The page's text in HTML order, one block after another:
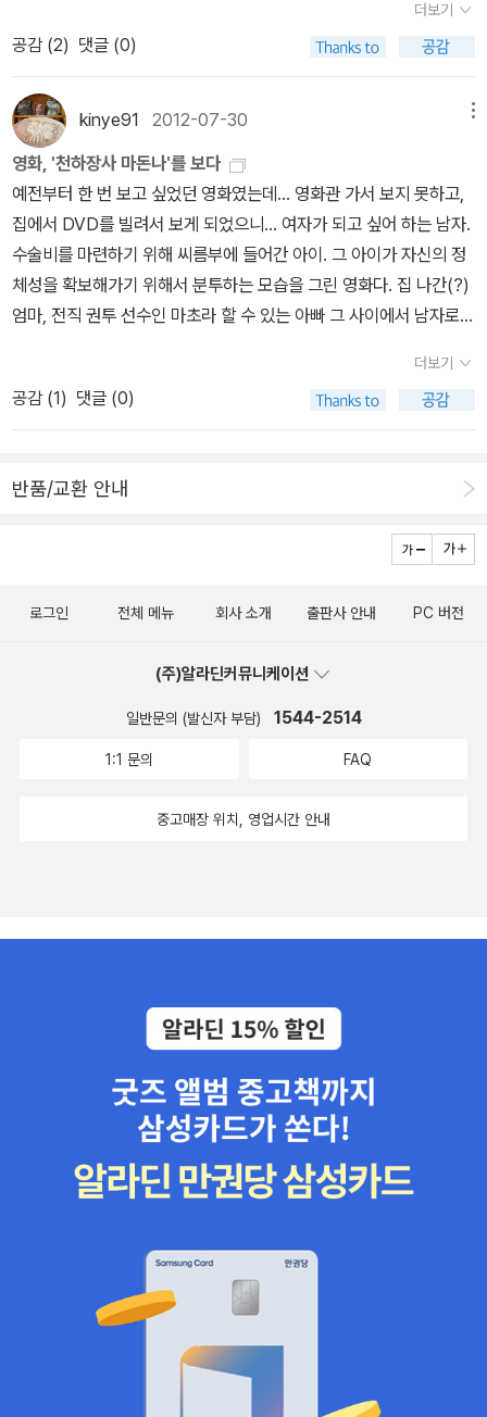
나도 완전강추다!!! ^ 0^)// - film2.0 김영 기자의 평론 中- ↓제목
만 들어도 코미디 같다. 마돈나가 되기 위해 천하장사를 꿈꾼다는, 줄
거리를 들어도 마찬가지다. <천하장사 마돈나>는 분명 즐겁다. 다채
로운 캐릭터와 반짝이는 대사가 가득하고, 처음부터 끝까지 웃게 만
든다. 그러나 코미디라는 틀에 갇히기에 이 영화의 포부는 크다. 씨름
문외한에서 천하장사가 되기까지의 역경을 그리는 스포츠영화인 동
시에, 아들을 이해하지 못하는 아버지와 빚은 갈등을 축으로 진행되
는 가족영화이며, 꿈을 이뤄가는 청춘의 과정을 담은 청춘물이고, 모
든 위기를 뚫고 미션을 완수하는 모험담이기도 하다. 이 모든 것을 한
그릇에 담으면서도 소외된 이들에 대한 애정까지 버무린다. <천하장
사 마돈나>는 놀랍다. 참! 위의 마지막 단체사진에서. 오른쪽 중간쯤
따서 '이해영, 이해준'이라고.. ㅎㅎㅎ
가족사가 담긴 <빌리 엘리어트>를 생각나게 한다. 특히 성소수자인
데다 학교에서는 학생으로, 집에서는 폭력적인 아버지의 아들로, 한
국사회를 살아가는 약자의 대표선수격인 오동구는 참 매력적인 캐릭
터다. 그의 개인사를 따뜻하면서도 사회적 긴장감을 놓지 않고 그렸
다는 점에서 감독의 의욕만큼은 한국판 <빌리 엘리어트>라 할 만하
다. 다만 솜씨가 썩 좋지만은 않아 <으라차차 스모부>처럼 산뜻, 발
랄하지도 <빌리 엘리어트>만큼의 뭉클, 감격적이지도 않은 어정쩡함
이 흠이다. 그러나 영화를 보고 나오면서 나는 ‘사라다’를 대하듯 이
영화의 어정쩡함을 좋아하기로 했다. 어쩌면 주인공이 석류를 좋아하
는 미녀보다는 애니메이션계의 외모지상주의에 한 칼을 날렸던 <슈
렉>의 피오나 공주 몸매를 닮아서일지도 모른다. “뭐가 되고 싶은 것
똥바지를 꿴다. 고흥이나 여수처럼 겨울도 포근한 고장은 한겨울에도
긴바지를 안 꿰고 맨발인 사람이 제법 있다. 겨울은 해가 짧더라도, 마
녘(남녘)은 낮나절 햇볕이 꽤 폭하다. 어제까지 바람이 세차게 지나가
면서 하늘이 새파랗다. 비는 씻기고 바람은 턴다. 《빌리 엘리어트》를
새로 읽었다. 아직 판이 안 끊겨 고맙다. ‘프로메테우스’에서 숱한 책
이 자취를 감추었으나, 이 책하고 《창가의 토토》하고 《수잔 서랜던》
하고 《앨리노어 마르크스》하고 《체르노빌의 아이들》도 아직 새책으
로 남았구나. 삶을 바꾸는 빛은 언제나 사랑이라고 하는 줄거리를 들
려주는 여러 가지 책이다. 우리가 이러한 책에 눈길을 두고 손길을 뻗
으면서 마음길을 가다듬는다면, 나라길도 마을길도 살림길도 새롭게
빛날 테지. 곰곰이 보면 우리나라 보임꽃 〈천하장사 마돈나〉는 〈빌리
엘리어트〉를 꽤 닮았구나 싶다. 아이 마음도, 아이가 살아가는 마을
도, 두 보임꽃은 사랑스레 담아내었다.ㅅㄴㄹ※ 글쓴이숲노래(최종
리 국어사전’ 편집장을 맡았고, ‘이오덕 어른 유고’를 갈무리했습니다.
《새로 쓰는 밑말 꾸러미 사전》, 《새로 쓰는 비슷한말 꾸러미 사전》,
《새로 쓰는 겹말 꾸러미 사전》, 《새로 쓰는 우리말 꾸러미 사전》, 《책
숲마실》, 《우리말 수수께끼 동시》, 《우리말 동시 사전》, 《우리말 글
을에서 살려낸 우리말》, 《읽는 우리말 사전 1·2·3》 들을 썼습니다. bl
더보기
공감 (2) 댓글 (0)
kinye91 2012-07-30
영화, '천하장사 마돈나'를 보다
예전부터 한 번 보고 싶었던 영화였는데... 영화관 가서 보지 못하고,
집에서 DVD를 빌려서 보게 되었으니... 여자가 되고 싶어 하는 남자.
수술비를 마련하기 위해 씨름부에 들어간 아이. 그 아이가 자신의 정
체성을 확보해가기 위해서 분투하는 모습을 그린 영화다. 집 나간(?)
엄마, 전직 권투 선수인 마초라 할 수 있는 아빠 그 사이에서 남자로
좋아하는 아이가, 엄마에게 자신의 성정체성을 인정받고, 아버지에게
도 확실하게 말하는 그러한 영화. 가볍다고 할 수 없는 주제를 그리 무
겁지 않게 표현해 낸 영화여서 여러 가지로 생각할 거리가 많았다. 다
남주인공의 친구이다. 분명 고등학생이 분명한 남학생이고, 학교 공
부와는 거리가 먼 남학생인데, 이 남학생이 주인공을 그리도 잘 이해
해 준다. 그냥 너는 너고, 나는 나다 한다. 그러면서 자신이 하고 싶어
식하지 않고 스스로 할 수 있기에 이 친구는 남자의 몸으로 태어났지
른다. 사람은 자기가 하고 싶어하는 일을 할 때 가장 행복할 수 있다는
사실을 몸으로 깨달은 친구가 어떻게 성정체성을 가지고 남을 비난할
또 자식 이기는 부모 없다고 결국은 자기의 아들을 마음에 들지는 않
서 끊임없이 자기가 하고 싶어하는 일을 찾는 그 친구에게 두면 좋겠
이 자신의 삶을 성공적으로 찾아갈 수 있게 해주지 않을까 한다. 이런
성에 관한 한 구절을 서울시 학생 인권조례에 넣기 위해서도 엄청난
노력을 기울인 지금을 생각하면 이 영화는 시대를 앞서갔다고도 할
수 있다. 지금은 인식이 많이 바뀌었다고 하지만, 일반인들에게 잘 알
려진 몇몇 사람을 제외하고는 편견에 시달리고 있다. 그만큼 우리는
아직도 성에 대해서 자유롭지 못하다. 무언가 꽉 짜여진 틀에 사람들
을 가두려고 한다는 느낌이다. 지극히 개인적인 성에 관해서도 왜 공
서. 그 친구가 되어서. 그냥 내가 나이듯이 그 사람도 그 사람일 뿐이
다. 그 사람을 그 사람 자체로 인정 못하는 이유는 나에 대해서 자신이
없기 때문이다. 마찬가지로 우리가 다른 성을 인정하지 못하는 이유
는 내가 그처럼 자유롭게 살지 못하고 있기 때문이라는 생각이 들 것
이다. 이 영화 보고 책도 읽자. 일리치의 '젠더'를 읽어도 좋고... 아니
면 바로 이 책 '성적 다양성, 두렵거나 혹은 모르거나'
더보기
공감 (1) 댓글 (0)
반품/교환 안내
로그인 전체 메뉴 회사 소개 출판사 안내 PC 버전
(주)알라딘커뮤니케이션
일반문의 (발신자 부담) 1544-2514
1:1 문의 FAQ
중고매장 위치, 영업시간 안내